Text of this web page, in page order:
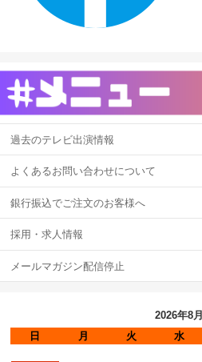
過去のテレビ出演情報
よくあるお問い合わせについて
銀行振込でご注文のお客様へ
採用・求人情報
メールマガジン配信停止
2026年8月
日
月 火 水